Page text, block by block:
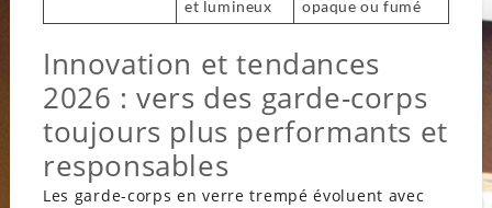
et lumineux
opaque ou fumé
Innovation et tendances
2026 : vers des garde-corps
toujours plus performants et
responsables
Les garde-corps en verre trempé évoluent avec